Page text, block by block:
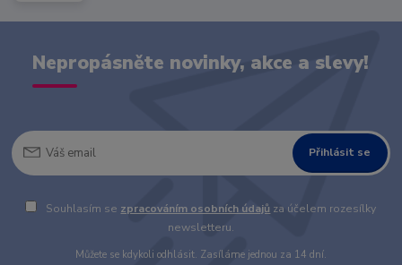
Nepropásněte novinky, akce a slevy!
Přihlásit se
Souhlasím se zpracováním osobních údajů za účelem rozesílky
newsletteru.
Můžete se kdykoli odhlásit. Zasíláme jednou za 14 dní.